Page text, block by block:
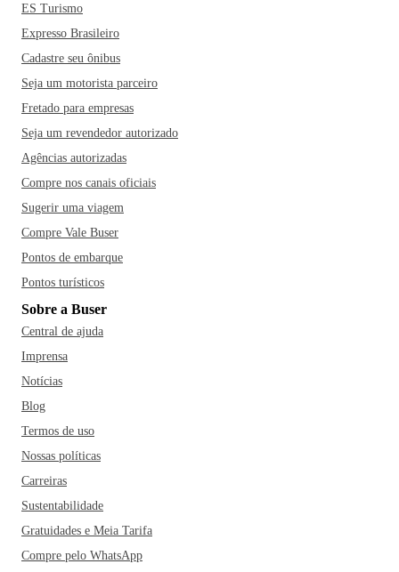
ES Turismo
Expresso Brasileiro
Cadastre seu ônibus
Seja um motorista parceiro
Fretado para empresas
Seja um revendedor autorizado
Agências autorizadas
Compre nos canais oficiais
Sugerir uma viagem
Compre Vale Buser
Pontos de embarque
Pontos turísticos
Sobre a Buser
Central de ajuda
Imprensa
Notícias
Blog
Termos de uso
Nossas políticas
Carreiras
Sustentabilidade
Gratuidades e Meia Tarifa
Compre pelo WhatsApp